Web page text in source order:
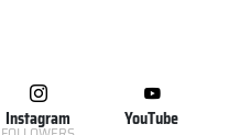
Instagram YouTube